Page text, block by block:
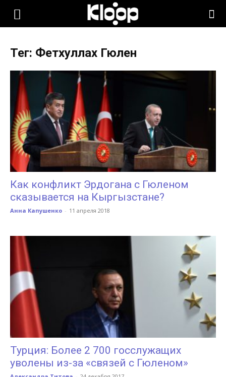
KLOOP.KG
Новости
Кыргызстана
Тег: Фетхуллах Гюлен
Как конфликт Эрдогана с Гюленом
сказывается на Кыргызстане?
Анна Капушенко - 11 апреля 2018
Турция: Более 2 700 госслужащих
уволены из-за «связей с Гюленом»